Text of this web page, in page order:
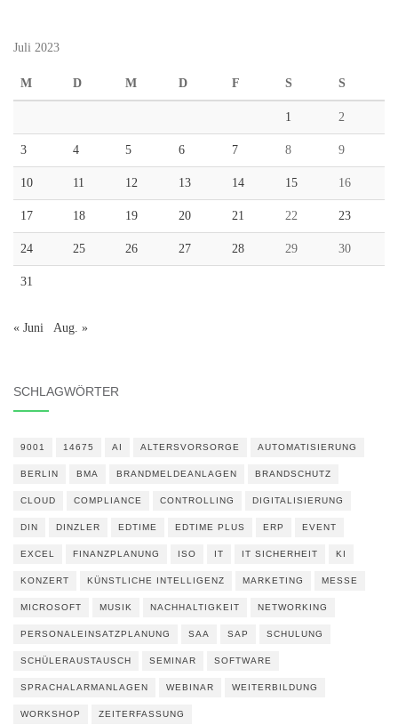
Juli 2023
M D M D F S S
1 2
3 4 5 6 7 8 9
10 11 12 13 14 15 16
17 18 19 20 21 22 23
24 25 26 27 28 29 30
31
« Juni Aug. »
SCHLAGWÖRTER
9001 14675 AI ALTERSVORSORGE AUTOMATISIERUNG
BERLIN BMA BRANDMELDEANLAGEN BRANDSCHUTZ
CLOUD COMPLIANCE CONTROLLING DIGITALISIERUNG
DIN DINZLER EDTIME EDTIME PLUS ERP EVENT
EXCEL FINANZPLANUNG ISO IT IT SICHERHEIT KI
KONZERT KÜNSTLICHE INTELLIGENZ MARKETING MESSE
MICROSOFT MUSIK NACHHALTIGKEIT NETWORKING
PERSONALEINSATZPLANUNG SAA SAP SCHULUNG
SCHÜLERAUSTAUSCH SEMINAR SOFTWARE
SPRACHALARMANLAGEN WEBINAR WEITERBILDUNG
WORKSHOP ZEITERFASSUNG